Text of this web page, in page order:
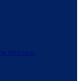
Mobilecat